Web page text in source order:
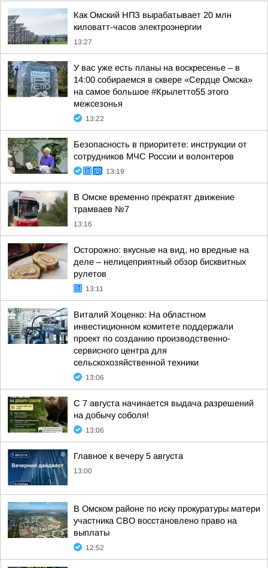
Как Омский НПЗ вырабатывает 20 млн
киловатт-часов электроэнергии
13:27
У вас уже есть планы на воскресенье – в
14:00 собираемся в сквере «Сердце Омска»
на самое большое #Крылетто55 этого
межсезонья
13:22
Безопасность в приоритете: инструкции от
сотрудников МЧС России и волонтеров
13:19
В Омске временно прекратят движение
трамваев №7
13:16
Осторожно: вкусные на вид, но вредные на
деле – нелицеприятный обзор бисквитных
рулетов
13:11
Виталий Хоценко: На областном
инвестиционном комитете поддержали
проект по созданию производственно-
сервисного центра для
сельскохозяйственной техники
13:06
С 7 августа начинается выдача разрешений
на добычу соболя!
13:06
Главное к вечеру 5 августа
13:00
В Омском районе по иску прокуратуры матери
участника СВО восстановлено право на
выплаты
12:52